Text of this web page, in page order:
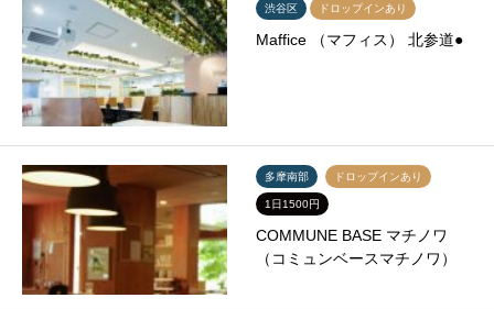
渋谷区 ドロップインあり
Maffice （マフィス） 北参道●
多摩南部 ドロップインあり
1日1500円
COMMUNE BASE マチノワ
（コミュンベースマチノワ）